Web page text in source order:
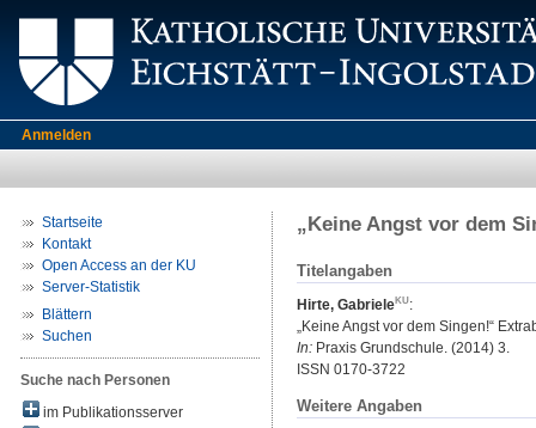
Anmelden
Startseite
Kontakt
Open Access an der KU
Server-Statistik
Blättern
Suchen
Suche nach Personen
im Publikationsserver
„Keine Angst vor dem
Titelangaben
Hirte, Gabriele
:
„Keine Angst vor dem Singen!“
In: Praxis Grundschule. (2014) 3.
ISSN 0170-3722
Weitere Angaben